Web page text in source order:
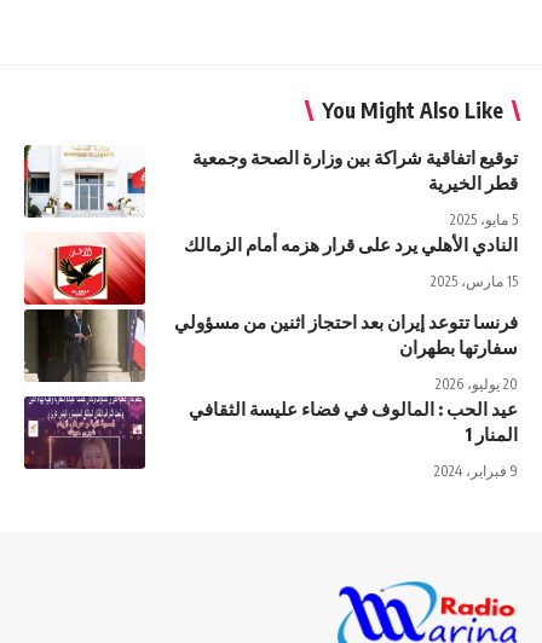
You Might Also Like
توقيع اتفاقية شراكة بين وزارة الصحة وجمعية
قطر الخيرية
5 مايو، 2025
النادي الأهلي يرد على قرار هزمه أمام الزمالك
15 مارس، 2025
فرنسا تتوعد إيران بعد احتجاز اثنين من مسؤولي
سفارتها بطهران
20 يوليو، 2026
عيد الحب : المالوف في فضاء عليسة الثقافي
المنار 1
9 فبراير، 2024